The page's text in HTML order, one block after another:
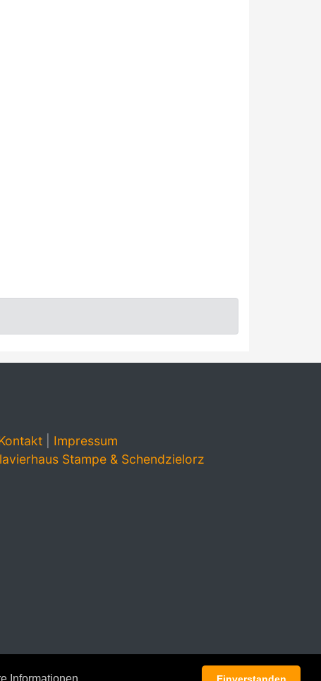
| Impressum
Stampe & Schendzielorz